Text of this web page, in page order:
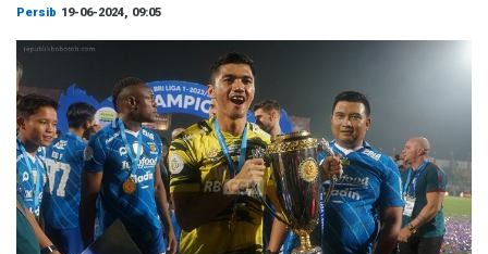
Persib 19-06-2024, 09:05